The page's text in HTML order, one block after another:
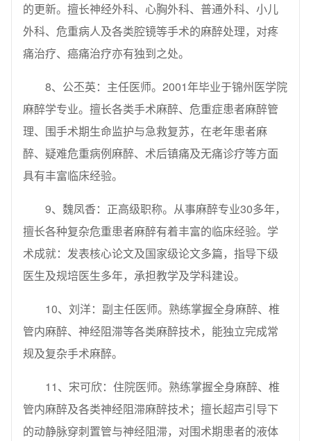
的更新。擅长神经外科、心胸外科、普通外科、小儿
外科、危重病人及各类腔镜等手术的麻醉处理，对疼
痛治疗、癌痛治疗亦有独到之处。
8、公丕英：主任医师。2001年毕业于锦州医学院
麻醉学专业。擅长各类手术麻醉、危重症患者麻醉管
理、围手术期生命监护与急救复苏，在老年患者麻
醉、疑难危重病例麻醉、术后镇痛及无痛诊疗等方面
具有丰富临床经验。
9、魏凤香：正高级职称。从事麻醉专业30多年，
擅长各种复杂危重患者麻醉有着丰富的临床经验。学
术成就：发表核心论文及国家级论文多篇，指导下级
医生及规培医生多年，承担教学及学科建设。
10、刘洋：副主任医师。熟练掌握全身麻醉、椎
管内麻醉、神经阻滞等各类麻醉技术，能独立完成常
规及复杂手术麻醉。
11、宋可欣：住院医师。熟练掌握全身麻醉、椎
管内麻醉及各类神经阻滞麻醉技术；擅长超声引导下
的动静脉穿刺置管与神经阻滞，对围术期患者的液体